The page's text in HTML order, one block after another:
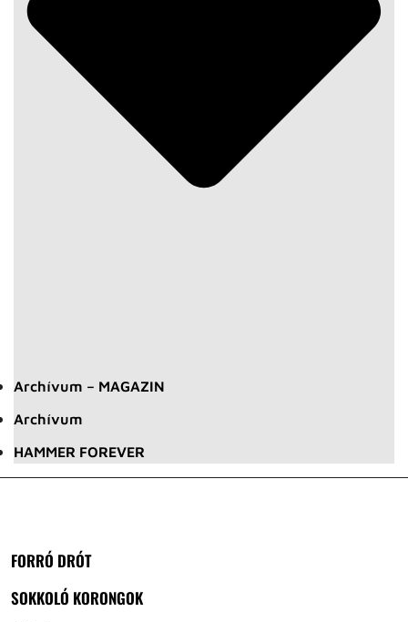
Archívum – MAGAZIN
Archívum
HAMMER FOREVER
FORRÓ DRÓT
SOKKOLÓ KORONGOK